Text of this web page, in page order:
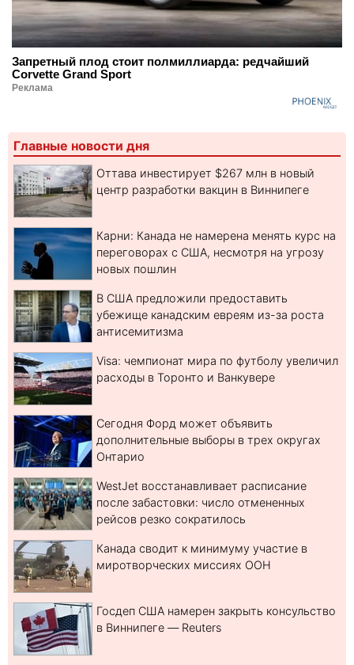
Запретный плод стоит полмиллиарда: редчайший
Corvette Grand Sport
Реклама
Главные новости дня
Оттава инвестирует $267 млн в новый
центр разработки вакцин в Виннипеге
Карни: Канада не намерена менять курс на
переговорах с США, несмотря на угрозу
новых пошлин
В США предложили предоставить
убежище канадским евреям из-за роста
антисемитизма
Visa: чемпионат мира по футболу увеличил
расходы в Торонто и Ванкувере
Сегодня Форд может объявить
дополнительные выборы в трех округах
Онтарио
WestJet восстанавливает расписание
после забастовки: число отмененных
рейсов резко сократилось
Канада сводит к минимуму участие в
миротворческих миссиях ООН
Госдеп США намерен закрыть консульство
в Виннипеге — Reuters